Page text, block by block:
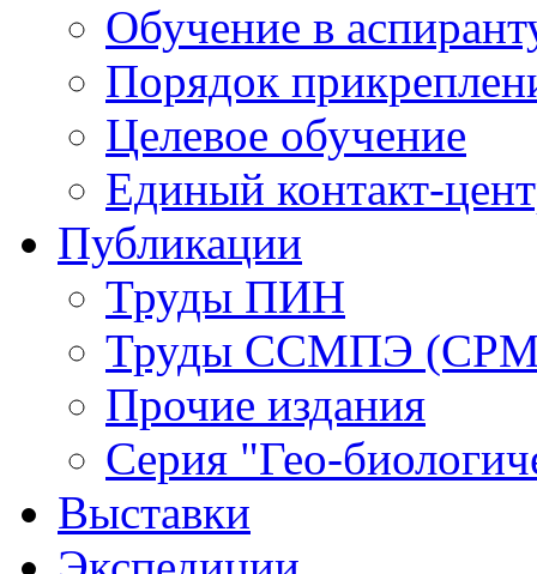
Обучение в
Порядок
Целевое обучение
Единый контакт-
Публикации
Труды ПИН
Труды ССМПЭ
Прочие издания
Серия "Гео-
Выставки